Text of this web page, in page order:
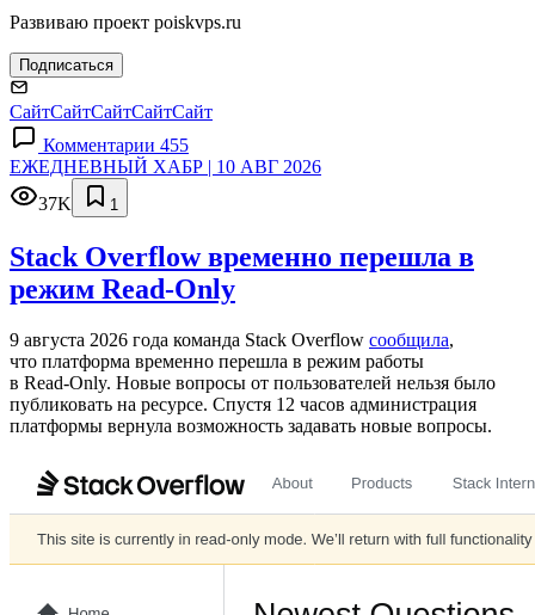
Развиваю проект poiskvps.ru
Подписаться
СайтСайтСайтСайтСайт
Комментарии 455
ЕЖЕДНЕВНЫЙ ХАБР | 10 АВГ 2026
37K
1
Stack Overflow временно перешла в
режим Read-Only
9 августа 2026 года команда Stack Overflow сообщила,
что платформа временно перешла в режим работы
в Read‑Only. Новые вопросы от пользователей нельзя было
публиковать на ресурсе. Спустя 12 часов администрация
платформы вернула возможность задавать новые вопросы.